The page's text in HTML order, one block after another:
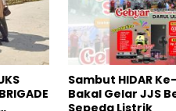
Sambut HIDAR Ke-
Bakal Gelar JJS